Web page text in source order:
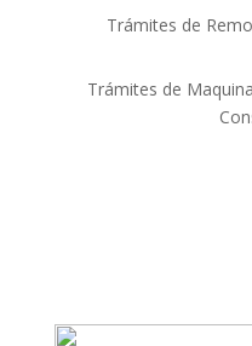
Trámites de
Trámites de